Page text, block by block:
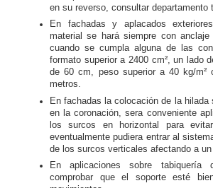
en su reverso, consultar departamento
En fachadas y aplacados
material se hará siempre con
cuando se cumpla alguna de las
formato superior a 2400 cm², un lado
de 60 cm, peso superior a 40 kg/m²
metros.
En fachadas la colocación de la hilada
en la coronación, sera conveniente
los surcos en horizontal para
eventualmente pudiera entrar al
de los surcos verticales afectando a un
En aplicaciones sobre tabiquería
comprobar que el soporte esté